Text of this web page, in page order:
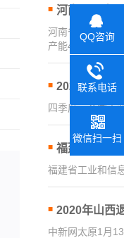
河南2020年
河南省人民政府
产能486万吨/年
2020年煤炭
四季度，全国工
福建更新公
福建省工业和信
2020年山西
中新网太原1月
QQ咨询
联系电话
微信扫一扫